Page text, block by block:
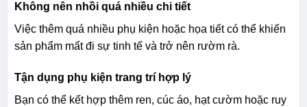
Không nên nhồi quá nhiều chi tiết
Việc thêm quá nhiều phụ kiện hoặc họa tiết có thể khiến
sản phẩm mất đi sự tinh tế và trở nên rườm rà.
Tận dụng phụ kiện trang trí hợp lý
Bạn có thể kết hợp thêm ren, cúc áo, hạt cườm hoặc ruy